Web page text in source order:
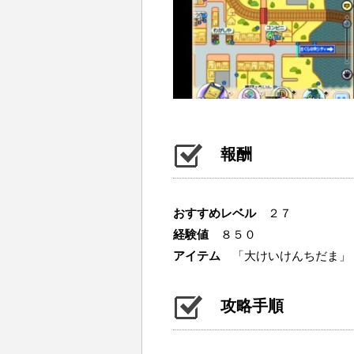
報酬
おすすめレベル
２７
経験値 ８５０
アイテム
「大けいけんちだま」
攻略手順